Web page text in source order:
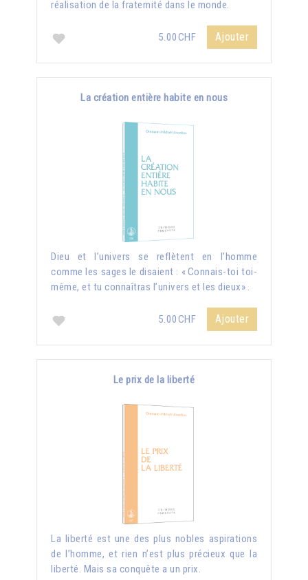
réalisation de la fraternité dans le monde.
5.00CHF Ajouter
La création entière habite en nous
Dieu et l’univers se reflètent en l’homme
comme les sages le disaient : « Connais-toi toi-
même, et tu connaîtras l’univers et les dieux» .
5.00CHF Ajouter
Le prix de la liberté
La liberté est une des plus nobles aspirations
de l’homme, et rien n’est plus précieux que la
liberté. Mais sa conquête a un prix.